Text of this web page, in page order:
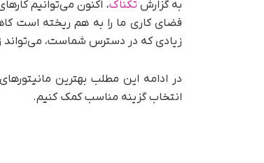
به گزارش تکناک، اکنون می‌توانیم
فضای کاری ما را به هم ریخته است
زیادی که در دسترس شماست، می‌تواند
در ادامه این مطلب بهترین
انتخاب گزینه مناسب کمک کنیم.